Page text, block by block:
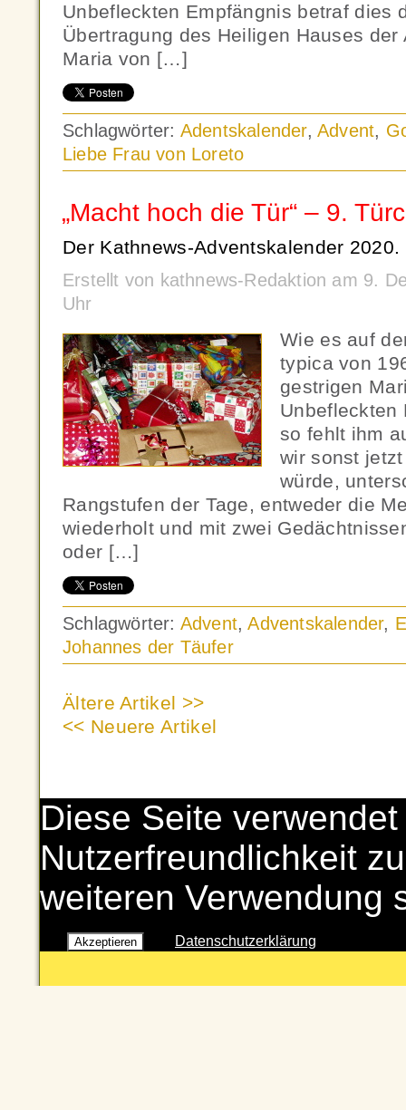
Unbefleckten Empfängnis betraf dies
Übertragung des Heiligen Hauses
Maria von […]
Schlagwörter: Adentskalender,Advent,
Liebe Frau von Loreto
„Macht hoch die Tür“ – 9.
Der Kathnews-Adventskalender 2020.
Erstellt von kathnews-Redaktion am 9.
Uhr
Wie es auf
typica von
gestrigen
Unbefleckten
so fehlt ihm
wir sonst
würde,
Rangstufen der Tage, entweder die
wiederholt und mit zwei
oder […]
Schlagwörter: Advent,Adventskalender,
Johannes der Täufer
Ältere Artikel >>
<< Neuere Artikel
Diese Seite
Nutzerfreundlichkeit
weiteren Verwendung
Akzeptieren Datenschutzerklärung